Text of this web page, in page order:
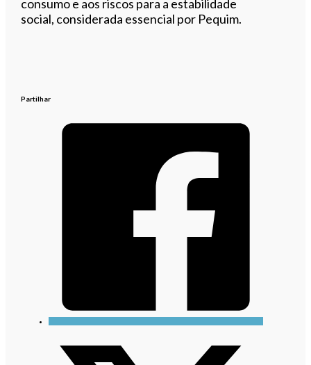
consumo e aos riscos para a estabilidade
social, considerada essencial por Pequim.
Partilhar